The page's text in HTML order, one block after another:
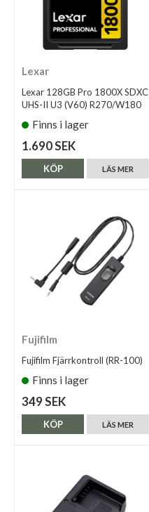
Lexar
Lexar 128GB Pro 1800X SDXC
UHS-II U3 (V60) R270/W180
Finns i lager
1.690 SEK
LÄS MER
KÖP
Fujifilm
Fujifilm Fjärrkontroll (RR-100)
Finns i lager
349 SEK
LÄS MER
KÖP